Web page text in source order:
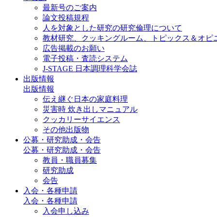
最新号のご案内
論文投稿規程
人を対象とした研究の研究倫理について
教材研究、クッキングルーム、トピックス＆オピ
広告掲載のお願い
電子投稿・査読システム
J-STAGE 日本調理科学会誌
出版情報
出版情報
伝え継ぐ日本の家庭料理
災害時 炊き出しマニュアル
クッカリーサイエンス
その他出版物
公募・研究助成・会告
公募・研究助成・会告
教員・職員募集
研究助成
会告
入会・各種申請
入会・各種申請
入会申し込み